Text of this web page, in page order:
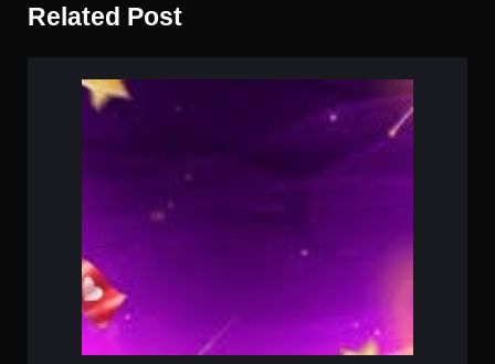
post:
Related Post